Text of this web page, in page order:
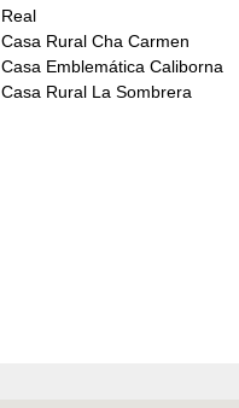
Real
Casa Rural Cha Carmen
Casa Emblemática Caliborna
Casa Rural La Sombrera